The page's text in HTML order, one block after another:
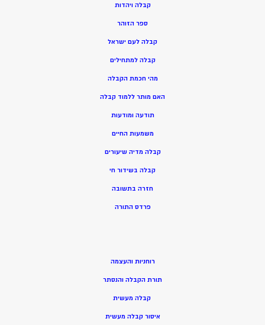
קבלה ויהדות
ספר הזוהר
קבלה לעם ישראל
קבלה למתחילים
מהי חכמת הקבלה
האם מותר ללמוד קבלה
תודעה ומודעות
משמעות החיים
קבלה מדיה שיעורים
קבלה בשידור חי
חזרה בתשובה
פרדס התורה
רוחניות והעצמה
תורת הקבלה והנסתר
קבלה מעשית
איסור קבלה מעשית